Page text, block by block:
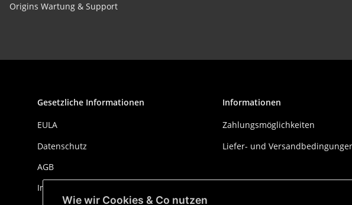
Origins Wartung & Support
Gesetzliche Informationen
EULA
Datenschutz
AGB
Impressum
Informationen
Zahlungsmöglichkeiten
Liefer- und
Wie wir Cookies & Co nutzen